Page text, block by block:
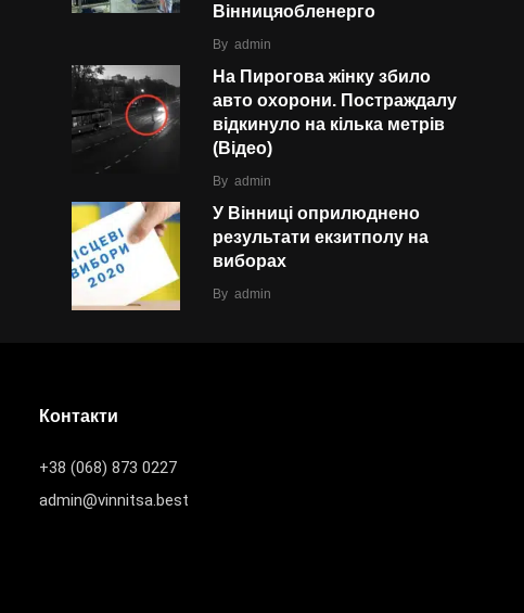
Вінницяобленерго
By admin
На Пирогова жінку збило
авто охорони. Постраждалу
відкинуло на кілька метрів
(Відео)
By admin
У Вінниці оприлюднено
результати екзитполу на
виборах
By admin
Контакти
+38 (068) 873 0227
admin@vinnitsa.best